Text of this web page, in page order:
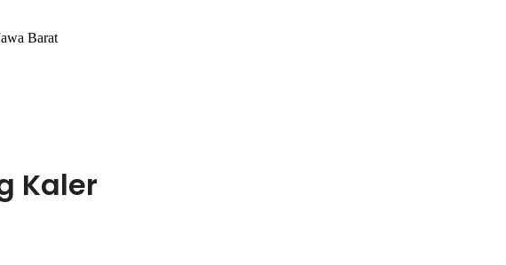
Barat
Kaler